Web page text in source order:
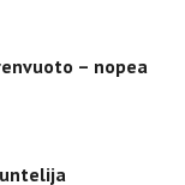
– nopea